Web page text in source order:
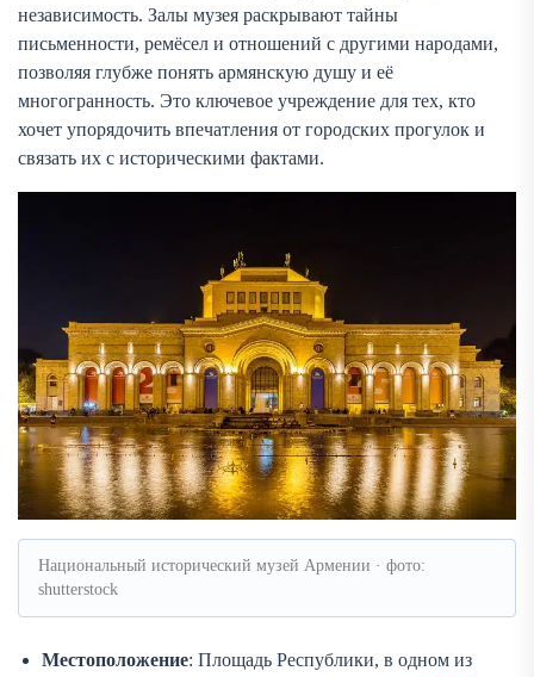
независимость. Залы музея раскрывают тайны
письменности, ремёсел и отношений с другими народами,
позволяя глубже понять армянскую душу и её
многогранность. Это ключевое учреждение для тех, кто
хочет упорядочить впечатления от городских прогулок и
связать их с историческими фактами.
Национальный исторический музей Армении · фото:
shutterstock
Местоположение: Площадь Республики, в одном из